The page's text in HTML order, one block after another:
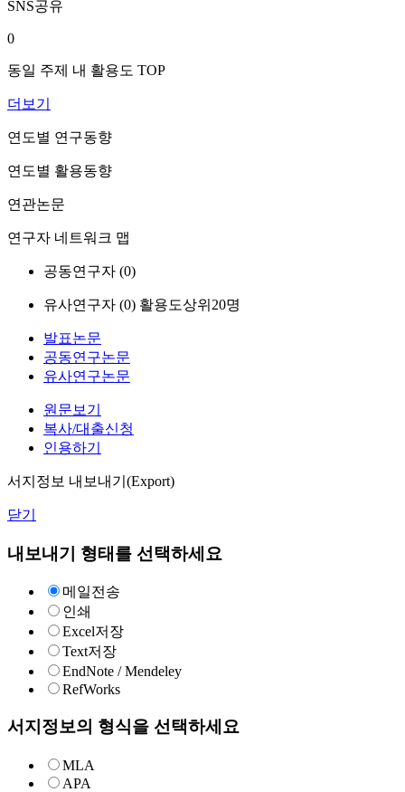
SNS공유
0
동일 주제 내 활용도 TOP
더보기
연도별 연구동향
연도별 활용동향
연관논문
연구자 네트워크 맵
공동연구자 (0)
유사연구자 (0) 활용도상위20명
발표논문
공동연구논문
유사연구논문
원문보기
복사/대출신청
인용하기
서지정보 내보내기(Export)
닫기
내보내기 형태를 선택하세요
메일전송
인쇄
Excel저장
Text저장
EndNote / Mendeley
RefWorks
서지정보의 형식을 선택하세요
MLA
APA